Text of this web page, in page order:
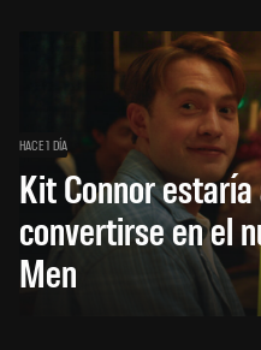
HACE 1 DÍA
Kit Connor
convertirse en el
Men